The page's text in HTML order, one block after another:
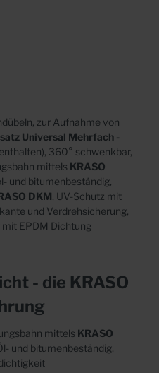
zur Aufnahme von
Universal Mehrfach -
360° schwenkbar,
mittels KRASO
und bitumenbeständig,
DKM, UV-Schutz mit
und Verdrehsicherung,
EPDM Dichtung
- die KRASO
mittels KRASO
und bitumenbeständig,